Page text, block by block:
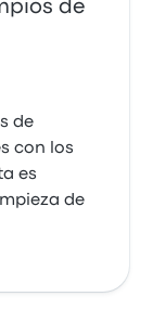
de
de
con los
es
de